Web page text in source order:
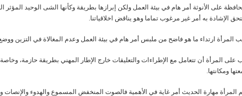
على الأنوثة أمر هام في بيئة العمل ولكن إبرازها بطريقة وكأنها الشى الوحيد المؤثر
الإشادة به أمر غير مرغوب تماما وهو يناقض اخلاقياتنا.
المرأة ارتداء ما هو فاضح من ملبس أمر هام في بيئة العمل وعدم المغالاة في التزين ووضع
على المرأة أن تتعامل مع الإطراءات والتعليقات خارج الإطار المهني بطريقة حازمة،
ومكانتها.
المرأة مهارة الحديث أمر غاية في الأهمية فالصوت المنخفض المسموع والهدوء والإنصات